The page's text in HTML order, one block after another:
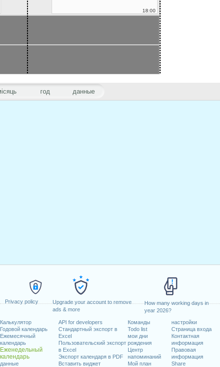
Privacy policy
Upgrade your account to remove
ads & more
How many working days in
year 2026?
Калькулятор
Годовой календарь
Ежемесячный
календарь
Еженедельный
календарь
данные
API for developers
Стандартный экспорт в
Excel
Пользовательский экспорт
в Excel
Экспорт календаря в PDF
Вставить виджет
Команды
Todo list
мои дни
рождения
Центр
напоминаний
Мой план
настройки
Страница входа
Контактная
информация
Правовая
информация
Share
год данные
18:00